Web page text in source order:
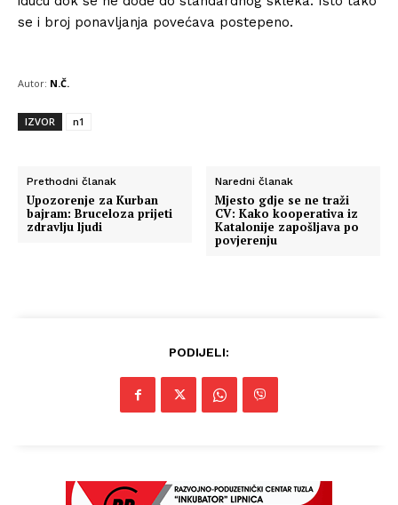
se i broj ponavljanja povećava postepeno.
Autor: N.Č.
IZVOR n1
Prethodni članak
Upozorenje za Kurban
bajram: Bruceloza prijeti
zdravlju ljudi
Naredni članak
Mjesto gdje se ne traži
CV: Kako kooperativa iz
Katalonije zapošljava po
povjerenju
PODIJELI: